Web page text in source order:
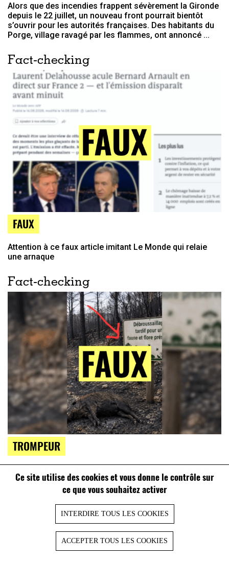
Ce site utilise des cookies et vous donne le contrôle sur
ce que vous souhaitez activer
INTERDIRE TOUS LES COOKIES
ACCEPTER TOUS LES COOKIES
Alors que des incendies frappent sévèrement la Gironde
depuis le 22 juillet, un nouveau front pourrait bientôt
s’ouvrir pour les autorités françaises. Des habitants du
Porge, village ravagé par les flammes, ont annoncé ...
Fact-checking
FAUX
Attention à ce faux article imitant Le Monde qui relaie
une arnaque
Fact-checking
TROMPEUR
fauchage tardif favorise les incendies